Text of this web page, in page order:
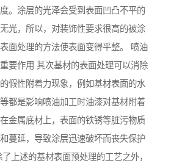
。涂层的光泽会受到表面凹凸不平的
光，所以，对装饰性要求很高的被涂
面处理的方法使表面变得平整。 喷油
要作用 其次基材的表面处理可以消除
假性附着力现象，例如基材表面的水
都是影响喷油加工时油漆对基材附着
金属底材上，表面的铁锈等脏污物质
蔓延，导致涂层迅速破坏而丧失保护
上述的基材表面预处理的工艺之外，